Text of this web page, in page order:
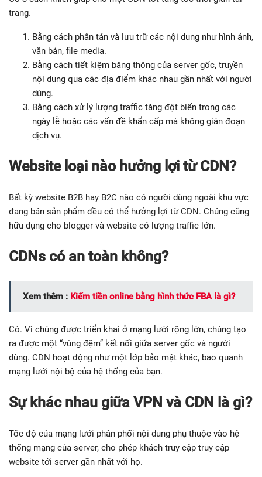
trang.
Bằng cách phân tán và lưu trữ các nội dung như hình ảnh,
văn bản, file media.
Bằng cách tiết kiệm băng thông của server gốc, truyền
nội dung qua các địa điểm khác nhau gần nhất với người
dùng.
Bằng cách xử lý lượng traffic tăng đột biến trong các
ngày lễ hoặc các vấn đề khẩn cấp mà không gián đoạn
dịch vụ.
Website loại nào hưởng lợi từ CDN?
Bất kỳ website B2B hay B2C nào có người dùng ngoài khu vực
đang bán sản phẩm đều có thể hưởng lợi từ CDN. Chúng cũng
hữu dụng cho blogger và website có lượng traffic lớn.
CDNs có an toàn không?
Xem thêm : Kiếm tiền online bằng hình thức FBA là gì?
Có. Vì chúng được triển khai ở mạng lưới rộng lớn, chúng tạo
ra được một “vùng đệm” kết nối giữa server gốc và người
dùng. CDN hoạt động như một lớp bảo mật khác, bao quanh
mạng lưới nội bộ của hệ thống của bạn.
Sự khác nhau giữa VPN và CDN là gì?
Tốc độ của mạng lưới phân phối nội dung phụ thuộc vào hệ
thống mạng của server, cho phép khách truy cập truy cập
website tới server gần nhất với họ.